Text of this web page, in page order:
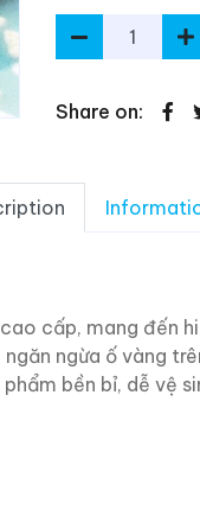
Share on:
cấp, mang đến
ngừa ố vàng
bền bỉ, dễ vệ